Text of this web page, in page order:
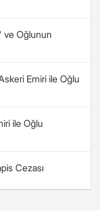
ve Oğlunun
Emiri ile Oğlu
ile Oğlu
Cezası